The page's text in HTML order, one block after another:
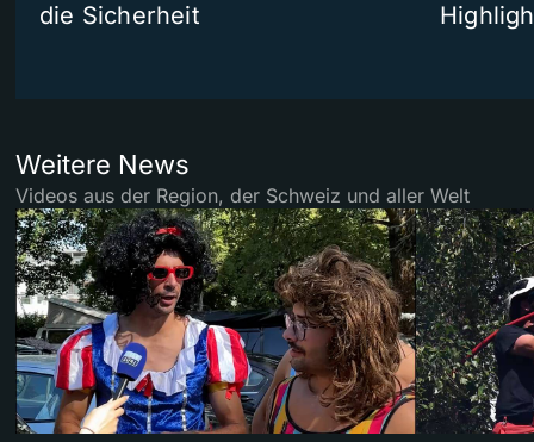
die Sicherheit
Weitere News
Videos aus der Region, der Schweiz und aller Welt